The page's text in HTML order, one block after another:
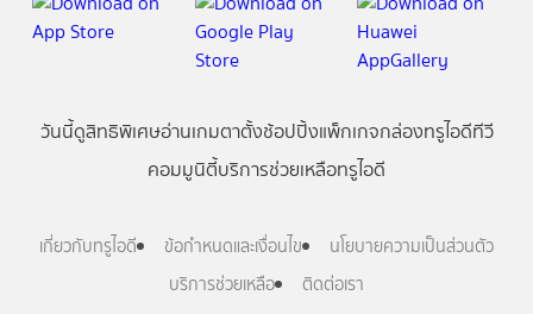
วันนี้ดูสิทธิพิเศษอ่านเกมตาตั้งช้อปปิ้งแพ็กเกจกล่องทรูไอดีทีวี
คอมมูนิตี้บริการช่วยเหลือทรูไอดี
เกี่ยวกับทรูไอดี ข้อกำหนดและเงื่อนไข
นโยบายความเป็นส่วนตัว
บริการช่วยเหลือ
ติดต่อเรา